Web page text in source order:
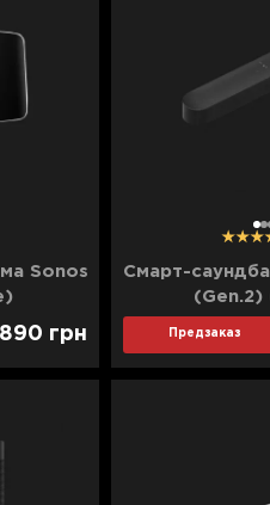
Sonos
грн
1
Смарт-
(Gen.2)
Предзаказ